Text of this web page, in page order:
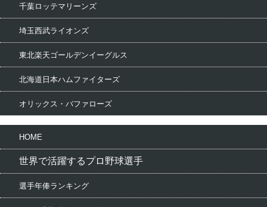
千葉ロッテマリーンズ
埼玉西武ライオンズ
東北楽天ゴールデンイーグルス
北海道日本ハムファイターズ
オリックス・バファローズ
HOME
世界で活躍するプロ野球選手
選手年俸ランキング